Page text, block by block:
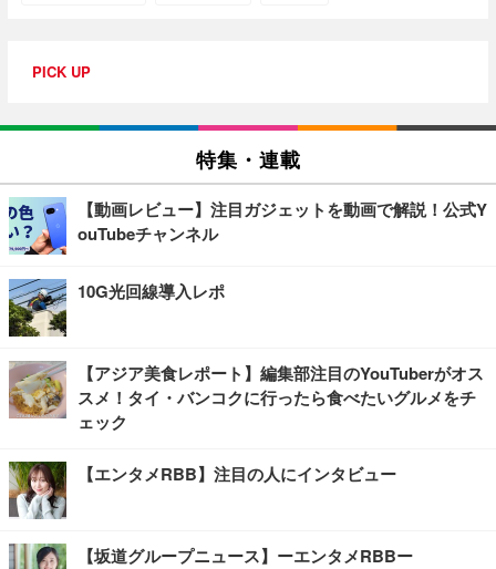
PICK UP
特集・連載
【動画レビュー】注目ガジェットを動画で解説！公式Y
ouTubeチャンネル
10G光回線導入レポ
【アジア美食レポート】編集部注目のYouTuberがオス
スメ！タイ・バンコクに行ったら食べたいグルメをチ
ェック
【エンタメRBB】注目の人にインタビュー
【坂道グループニュース】ーエンタメRBBー